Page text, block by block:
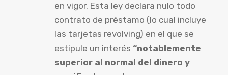
en vigor. Esta ley declara nulo todo
contrato de préstamo (lo cual incluye
las tarjetas revolving) en el que se
estipule un interés “notablemente
superior al normal del dinero y